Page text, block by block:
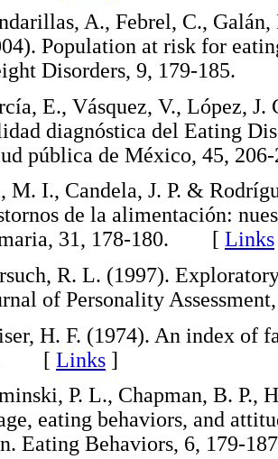
A., Febrel, C.,
Population at risk for
Disorders, 9, 179-
E., Vásquez, V., López,
diagnóstica del Eating
pública de México, 45,
M. I., Candela, J. P. &
de la alimentación:
31, 178-180. [ Links
R. L. (1997).
of Personality
H. F. (1974). An index of
[ Links ]
P. L., Chapman, B. P.,
eating behaviors, and
Eating Behaviors, 6,